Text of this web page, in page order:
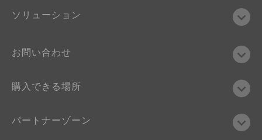
ソリューション
お問い合わせ
購入できる場所
パートナーゾーン